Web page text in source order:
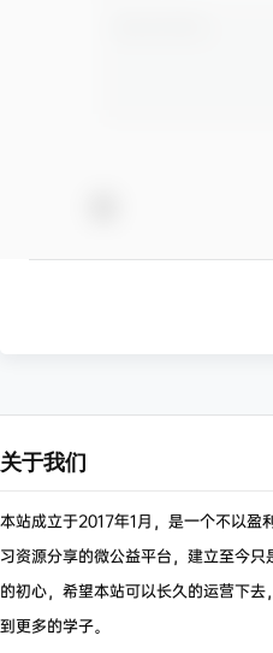
关于我们
本站成立于2017年1月，是一个不以盈
习资源分享的微公益平台，建立至今只
的初心，希望本站可以长久的运营下去
到更多的学子。